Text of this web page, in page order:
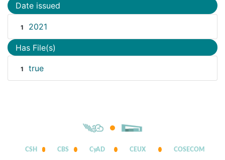
Date issued
1 2021
Has File(s)
1 true
CSH CBS CyAD CEUX COSECOM